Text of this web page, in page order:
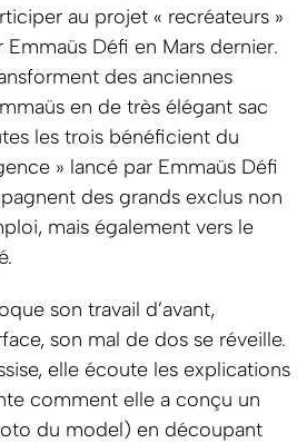
au projet « recréateurs »
Défi en Mars dernier.
des anciennes
en de très élégant sac
les trois bénéficient du
» lancé par Emmaüs Défi
des grands exclus non
mais également vers le
son travail d’avant,
son mal de dos se réveille.
elle écoute les explications
comment elle a conçu un
du model) en découpant